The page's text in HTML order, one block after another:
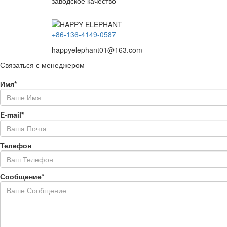
+86-136-4149-0587
happyelephant01@163.com
Связаться с менеджером
Имя*
E-mail*
Телефон
Сообщение*